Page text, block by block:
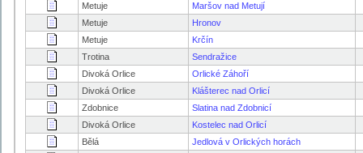
Metuje
Maršov nad Metují
Metuje
Hronov
Metuje
Krčín
Trotina
Sendražice
Divoká Orlice
Orlické Záhoří
Divoká Orlice
Klášterec nad Orlicí
Zdobnice
Slatina nad Zdobnicí
Divoká Orlice
Kostelec nad Orlicí
Bělá
Jedlová v Orlických horách